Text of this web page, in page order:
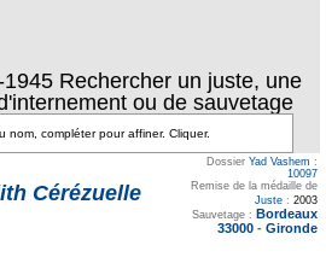
1945 Rechercher un juste, une
ou de sauvetage
Cérézuelle
Dossier Yad Vashem :
10097
Remise de la médaille de
Juste : 2003
Sauvetage : Bordeaux
33000 - Gironde